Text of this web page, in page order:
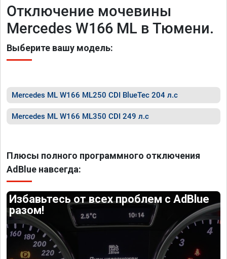
Отключение мочевины
Mercedes W166 ML в Тюмени.
Выберите вашу модель:
Mercedes ML W166 ML250 CDI BlueTec 204 л.с
Mercedes ML W166 ML350 CDI 249 л.с
Плюсы полного программного отключения
AdBlue навсегда:
Избавьтесь от всех проблем с AdBlue
разом!